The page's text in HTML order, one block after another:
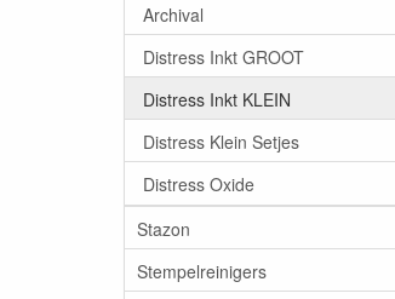
Archival
Distress Inkt GROOT
Distress Inkt KLEIN
Distress Klein Setjes
Distress Oxide
Stazon
Stempelreinigers